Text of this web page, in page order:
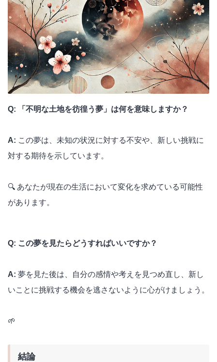
Q: 「不明な土地を彷徨う夢」は何を意味しますか？
A: この夢は、未知の状況に対する不安や、新しい挑戦に
対する期待を示しています。
🔍 あなたが現在の生活において変化を求めている可能性
があります。
Q: この夢を見たらどうすればいいですか？
A: 夢を見た後は、自分の感情や考えを見つめ直し、新し
いことに挑戦する機会を逃さないように心がけましょう。
🌱
結論